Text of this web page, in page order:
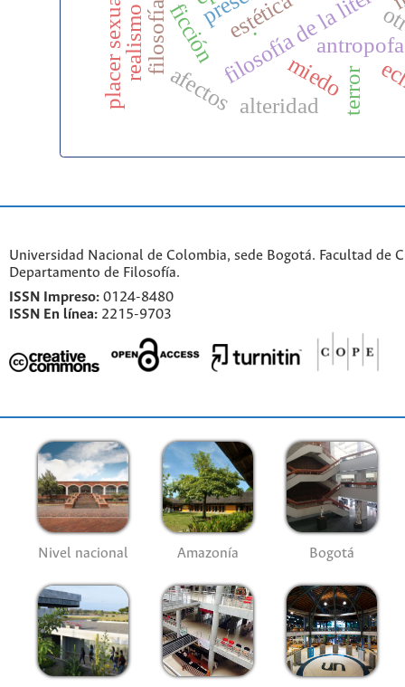
.
estética
ficción
afectos miedo terror
realismo
alteridad
placer sexual
Universidad Nacional de Colombia, sede Bogotá. Facultad de
Departamento de Filosofía.
ISSN Impreso: 0124-8480
ISSN En línea: 2215-9703
Nivel nacional Amazonía Bogotá